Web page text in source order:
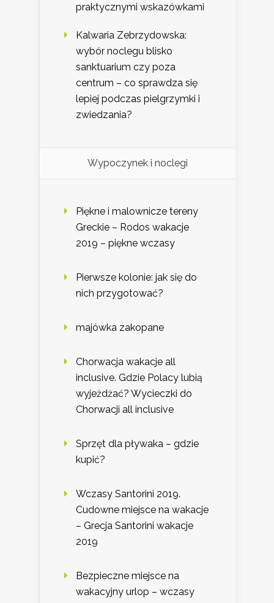
praktycznymi wskazówkami
Kalwaria Zebrzydowska:
wybór noclegu blisko
sanktuarium czy poza
centrum – co sprawdza się
lepiej podczas pielgrzymki i
zwiedzania?
Wypoczynek i noclegi
Piękne i malownicze tereny
Greckie – Rodos wakacje
2019 – piękne wczasy
Pierwsze kolonie: jak się do
nich przygotować?
majówka zakopane
Chorwacja wakacje all
inclusive. Gdzie Polacy lubią
wyjeżdżać? Wycieczki do
Chorwacji all inclusive
Sprzęt dla pływaka – gdzie
kupić?
Wczasy Santorini 2019.
Cudowne miejsce na wakacje
– Grecja Santorini wakacje
2019
Bezpieczne miejsce na
wakacyjny urlop – wczasy